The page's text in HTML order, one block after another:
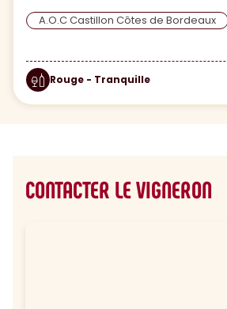
A.O.C Castillon Côtes de Bordeaux
Rouge - Tranquille
CONTACTER LE VIGNERON